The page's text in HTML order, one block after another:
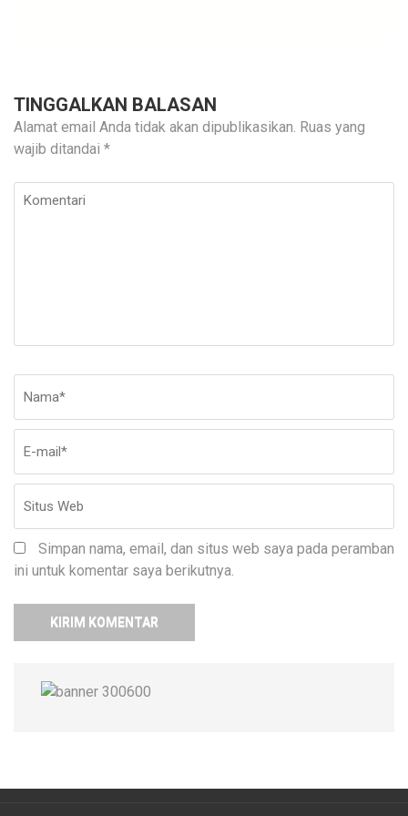
TINGGALKAN BALASAN
Alamat email Anda tidak akan dipublikasikan. Ruas yang
wajib ditandai *
Komentari
Simpan nama, email, dan situs web saya pada peramban
ini untuk komentar saya berikutnya.